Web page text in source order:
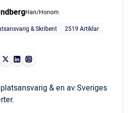
Han/Honom
& Skribent
2519 Artiklar
& en av Sveriges